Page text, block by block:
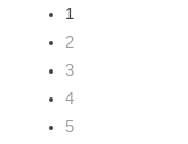
1
2
3
4
5